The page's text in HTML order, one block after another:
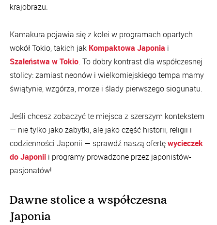
krajobrazu.
Kamakura pojawia się z kolei w programach opartych
wokół Tokio, takich jak Kompaktowa Japonia i
Szaleństwa w Tokio. To dobry kontrast dla współczesnej
stolicy: zamiast neonów i wielkomiejskiego tempa mamy
świątynie, wzgórza, morze i ślady pierwszego siogunatu.
Jeśli chcesz zobaczyć te miejsca z szerszym kontekstem
— nie tylko jako zabytki, ale jako część historii, religii i
codzienności Japonii — sprawdź naszą ofertęwycieczek
do Japonii i programy prowadzone przez japonistów-
pasjonatów!
Dawne stolice a współczesna
Japonia